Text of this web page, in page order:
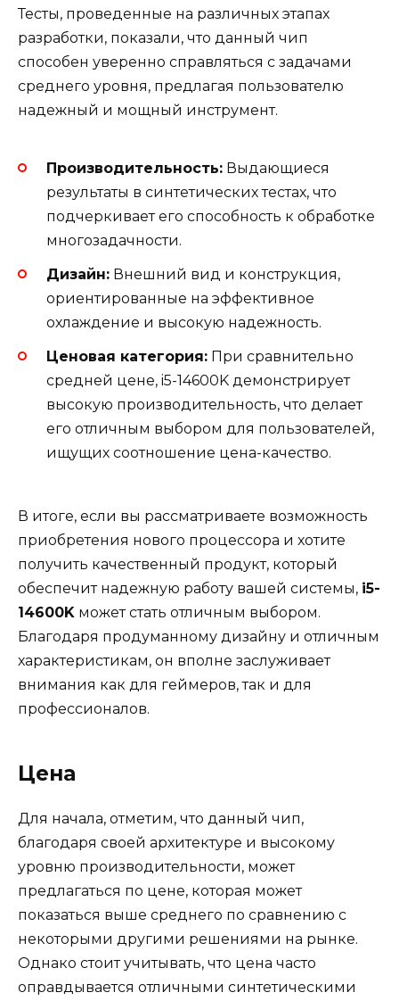
Тесты, проведенные на различных этапах
разработки, показали, что данный чип
способен уверенно справляться с задачами
среднего уровня, предлагая пользователю
надежный и мощный инструмент.
Производительность: Выдающиеся
результаты в синтетических тестах, что
подчеркивает его способность к обработке
многозадачности.
Дизайн: Внешний вид и конструкция,
ориентированные на эффективное
охлаждение и высокую надежность.
Ценовая категория: При сравнительно
средней цене, i5-14600K демонстрирует
высокую производительность, что делает
его отличным выбором для пользователей,
ищущих соотношение цена-качество.
В итоге, если вы рассматриваете возможность
приобретения нового процессора и хотите
получить качественный продукт, который
обеспечит надежную работу вашей системы, i5-
14600K может стать отличным выбором.
Благодаря продуманному дизайну и отличным
характеристикам, он вполне заслуживает
внимания как для геймеров, так и для
профессионалов.
Цена
Для начала, отметим, что данный чип,
благодаря своей архитектуре и высокому
уровню производительности, может
предлагаться по цене, которая может
показаться выше среднего по сравнению с
некоторыми другими решениями на рынке.
Однако стоит учитывать, что цена часто
оправдывается отличными синтетическими